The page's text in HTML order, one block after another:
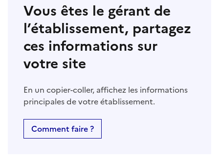
Vous êtes le gérant de
l’établissement, partagez
ces informations sur
votre site
En un copier-coller, affichez les informations
principales de votre établissement.
Comment faire ?